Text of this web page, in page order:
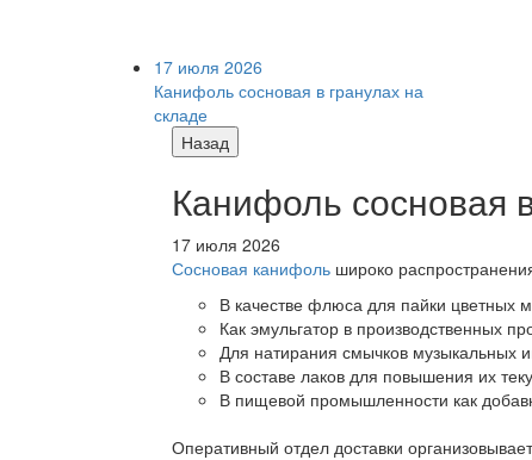
17 июля 2026
Канифоль сосновая в гранулах на
складе
Назад
Канифоль сосновая
17 июля 2026
Сосновая канифоль широко
В качестве флюса для пайки цветных
Как эмульгатор в производственных
Для натирания смычков музыкальных
В составе лаков для повышения их
В пищевой промышленности как
Оперативный отдел доставки